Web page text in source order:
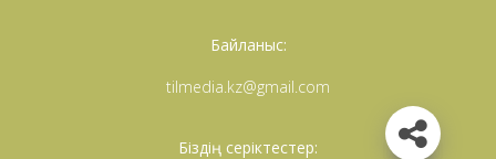
Байланыс:
tilmedia.kz@gmail.com
Біздің серіктестер: